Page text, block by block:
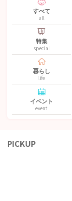
すべて
all
特集
special
暮らし
life
イベント
event
PICKUP